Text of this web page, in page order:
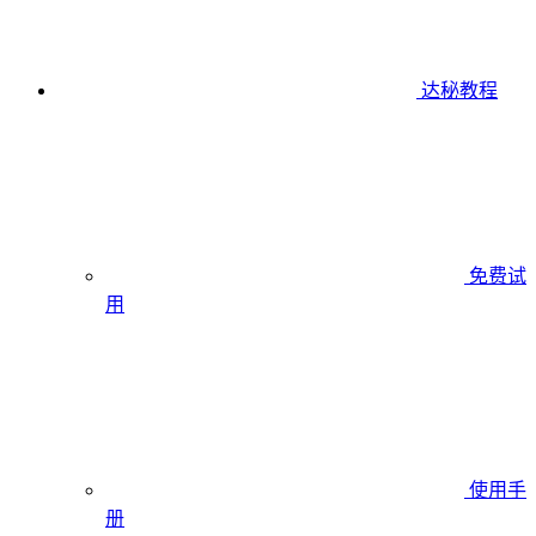
达秘教程
免费试
用
使用手
册